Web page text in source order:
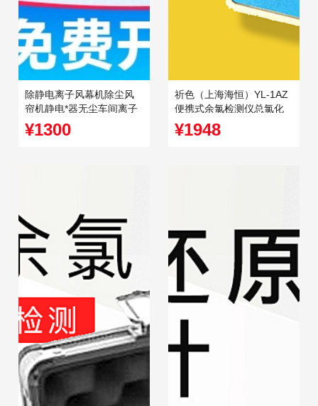
除静电离子风幕机除尘风
帘机静电*器无尘车间离子
风机SL-701A
¥1300
祈色（上海海恒）YL-1AZ
便携式余氯检测仪总氯化
合氯浓度检测工矿医院
¥1948